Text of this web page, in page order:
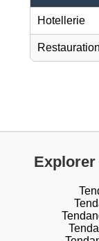
Hotellerie
Restauration
Explorer